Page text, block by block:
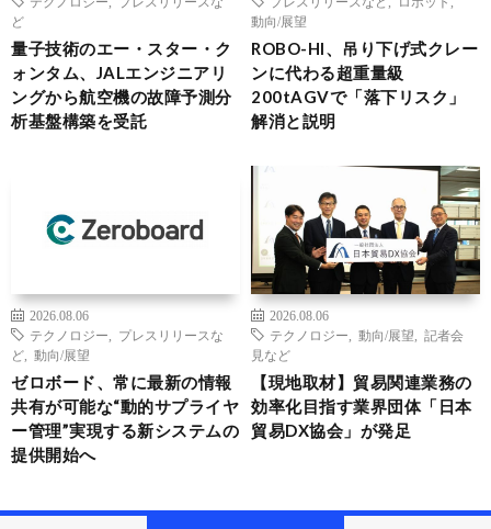
ど
量子技術のエー・スター・ク
ォンタム、JALエンジニアリ
ングから航空機の故障予測分
析基盤構築を受託
動向/展望
ROBO-HI、吊り下げ式クレー
ンに代わる超重量級
200tAGVで「落下リスク」
解消と説明
2026.08.06
テクノロジー
プレスリリースな
ど
動向/展望
ゼロボード、常に最新の情報
共有が可能な“動的サプライヤ
ー管理”実現する新システムの
提供開始へ
2026.08.06
テクノロジー
動向/展望
記者会
見など
【現地取材】貿易関連業務の
効率化目指す業界団体「日本
貿易DX協会」が発足